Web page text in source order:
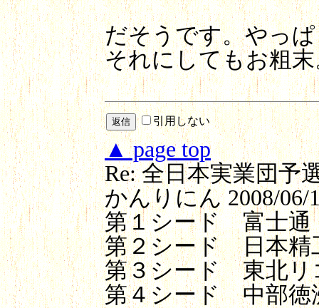
だそうです。やっ
それにしてもお粗
引用しない
▲ page top
Re: 全日本実業団予
かんりにん2008/06/
第１シード 富士通
第２シード 日本精
第３シード 東北リ
第４シード 中部徳